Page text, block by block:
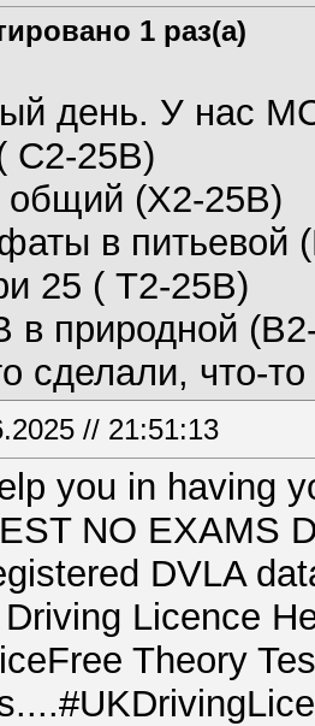
1 раз(а)
день. У нас
С2-25В)
общий (Х2-25В)
в питьевой
25 ( Т2-25В)
природной
сделали, что-
// 21:51:13
you in having
NO EXAMS
DVLA
Licence
Theory